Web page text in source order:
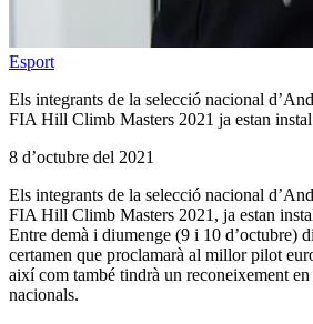
Esport
Els integrants de la selecció nacional
FIA Hill Climb Masters 2021 ja estan
8 d’octubre del 2021
Els integrants de la selecció nacional
FIA Hill Climb Masters 2021, ja estan
Entre demà i diumenge (9 i 10 d’octubre)
certamen que proclamarà al millor pilot
així com també tindrà un reconeixement en
nacionals.